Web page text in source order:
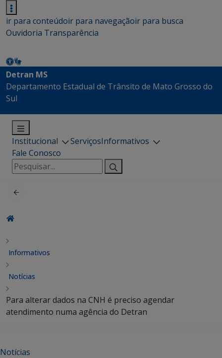
ir para conteúdoir para navegaçãoir para busca
Ouvidoria Transparência
Detran MS
Departamento Estadual de Trânsito de Mato Grosso do
Sul
Institucional ServiçosInformativos
Fale Conosco
Pesquisar
por:
Informativos
Notícias
Para alterar dados na CNH é preciso agendar
atendimento numa agência do Detran
Notícias